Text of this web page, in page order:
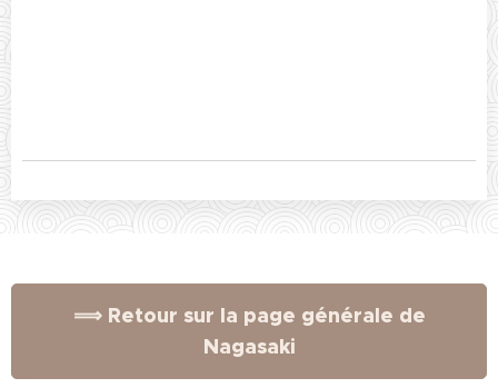
⟹ Retour sur la page générale de
Nagasaki